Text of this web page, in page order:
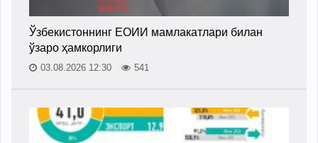
Ўзбекистоннинг ЕОИИ мамлакатлари билан
ўзаро ҳамкорлиги
03.08.2026 12:30 541